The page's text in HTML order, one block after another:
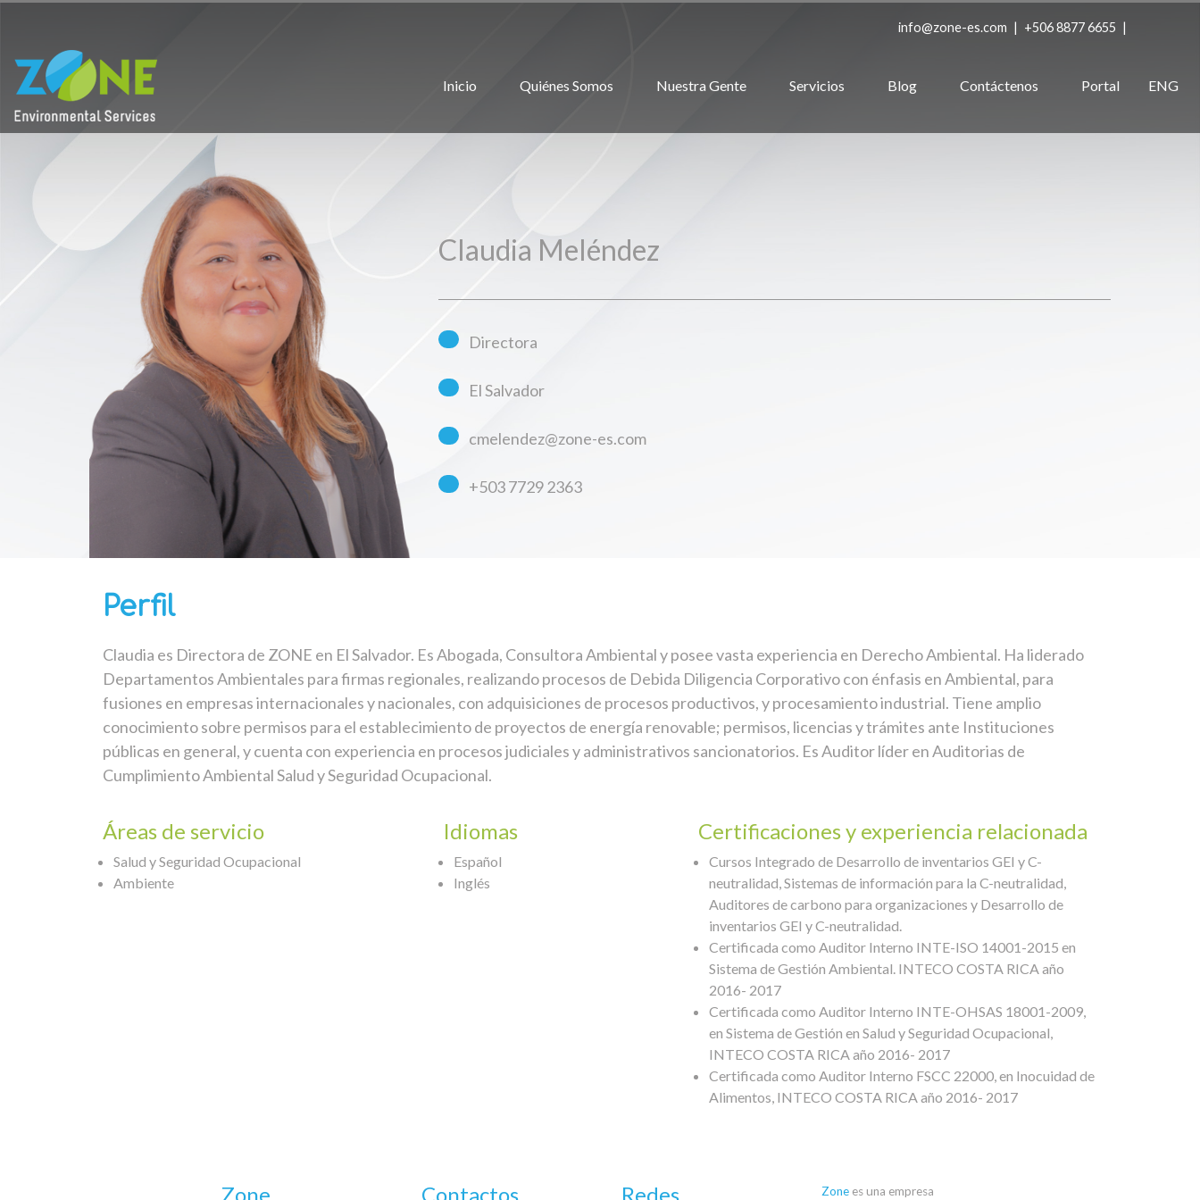
info@zone-es.com | +506 8877 6655 |
Inicio Quiénes Somos Nuestra Gente Servicios Blog Contáctenos Portal ENG
Claudia Meléndez
Directora
El Salvador
cmelendez@zone-es.com
+503 7729 2363
Perfil
Claudia es Directora de ZONE en El Salvador. Es Abogada, Consultora Ambiental y posee vasta experiencia en Derecho Ambiental. Ha liderado
Departamentos Ambientales para firmas regionales, realizando procesos de Debida Diligencia Corporativo con énfasis en Ambiental, para
fusiones en empresas internacionales y nacionales, con adquisiciones de procesos productivos, y procesamiento industrial. Tiene amplio
conocimiento sobre permisos para el establecimiento de proyectos de energía renovable; permisos, licencias y trámites ante Instituciones
públicas en general, y cuenta con experiencia en procesos judiciales y administrativos sancionatorios. Es Auditor líder en Auditorias de
Cumplimiento Ambiental Salud y Seguridad Ocupacional.
Áreas de servicio
Salud y Seguridad Ocupacional
Ambiente
Idiomas
Español
Inglés
Certificaciones y experiencia relacionada
Cursos Integrado de Desarrollo de inventarios GEI y C-
neutralidad, Sistemas de información para la C-neutralidad,
Auditores de carbono para organizaciones y Desarrollo de
inventarios GEI y C-neutralidad.
Certificada como Auditor Interno INTE-ISO 14001-2015 en
Sistema de Gestión Ambiental. INTECO COSTA RICA año
2016- 2017
Certificada como Auditor Interno INTE-OHSAS 18001-2009,
en Sistema de Gestión en Salud y Seguridad Ocupacional,
INTECO COSTA RICA año 2016- 2017
Certificada como Auditor Interno FSCC 22000, en Inocuidad de
Alimentos, INTECO COSTA RICA año 2016- 2017
Zone Contactos Redes Zone es una empresa